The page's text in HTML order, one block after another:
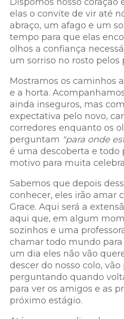
elas o convite de vir até
abraço, um afago e um
tempo para que elas
olhos a confiança
um sorriso no rosto pelos
Mostramos os caminhos
e a horta.
ainda inseguros, mas
expectativa pelo novo,
corredores enquanto os
perguntam "para onde
é uma descoberta e todo
motivo para muita
Sabemos que depois
conhecer, eles irão amar
Grace. Aqui será a
aqui que, em algum
sozinhos e uma
chamar todo mundo para
um dia eles não vão
descer do nosso colo, vão
perguntando quando
para ver os amigos e as
próximo estágio.